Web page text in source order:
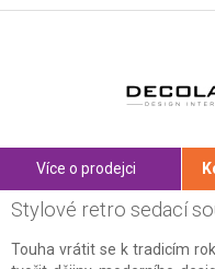
Více o prodejci
Stylové retro sedací
Touha vrátit se k tradicím